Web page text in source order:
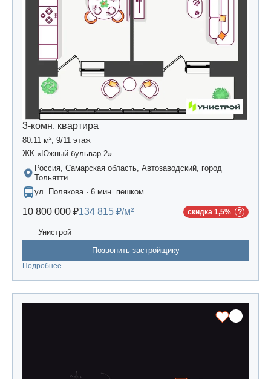
3-комн. квартира
80.11 м², 9/11 этаж
ЖК «Южный бульвар 2»
Россия, Самарская область, Автозаводский, город
Тольятти
ул. Полякова · 6 мин. пешком
10 800 000 ₽134 815 ₽/м² скидка 1,5%
Унистрой
Позвонить застройщику
Подробнее